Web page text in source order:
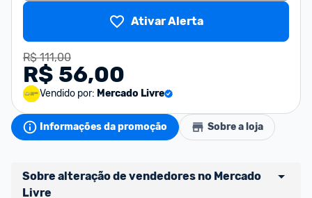
Ativar Alerta
R$ 111,00
R$ 56,00
Vendido por: Mercado Livre
Informações da promoção Sobre a loja
Sobre alteração de vendedores no Mercado
Livre